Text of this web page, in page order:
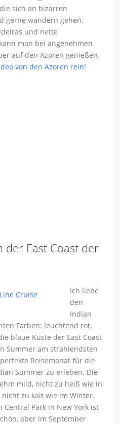
sich an bizarren
gerne wandern gehen.
und nette
man bei angenehmen
auf den Azoren genießen.
von den Azoren rein!
der East Coast der
Ich liebe
den
Indian
Farben: leuchtend rot,
blaue Küste der East Coast
Summer am strahlendsten
Reisemonat für die
Summer zu erleben. Die
mild, nicht zu heiß wie in
zu kalt wie im Winter.
Central Park in New York ist
aber im September